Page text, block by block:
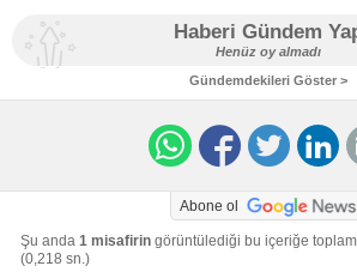
Haberi Gündem
Henüz oy almadı
Gündemdekileri Göster >
Abone ol
Şu anda 1 misafirin görüntülediği bu içeriğe toplam
(0,218 sn.)